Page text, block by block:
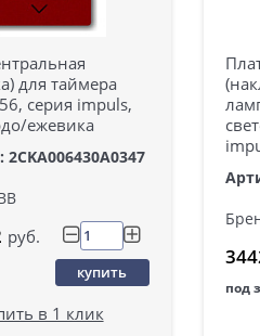
для таймера
серия impuls,
ежевика
руб.
купить
в 1 клик
под